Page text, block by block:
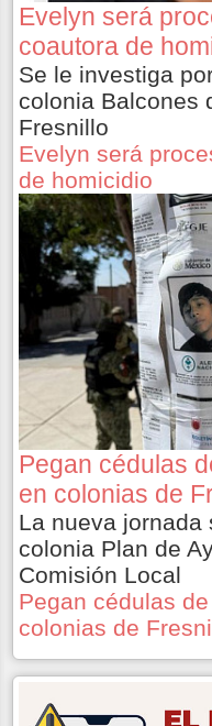
Evelyn será
coautora de
Se le investiga
colonia Balcones
Fresnillo
Evelyn será
de homicidio
Pegan cédulas
en colonias de
La nueva jornada
colonia Plan de
Comisión Local
Pegan cédulas
colonias de